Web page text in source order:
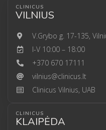
CLINICUS
VILNIUS
V.Grybo g. 17-135,
I-V 10:00 – 18:00
+370 670 17111
vilnius@clinicus.lt
Clinicus Vilnius, UAB
CLINICUS
KLAIPĖDA